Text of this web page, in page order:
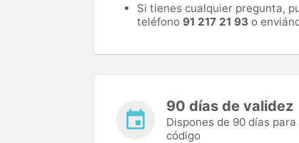
Si tienes cualquier pregunta,
teléfono 91 217 21 93 o
90 días de validez
Dispones de 90 días
código